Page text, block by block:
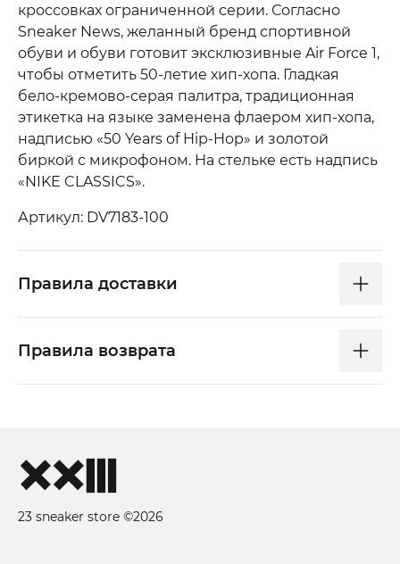
кроссовках ограниченной серии. Согласно
Sneaker News, желанный бренд спортивной
обуви и обуви готовит эксклюзивные Air Force 1,
чтобы отметить 50-летие хип-хопа. Гладкая
бело-кремово-серая палитра, традиционная
этикетка на языке заменена флаером хип-хопа,
надписью «50 Years of Hip-Hop» и золотой
биркой с микрофоном. На стельке есть надпись
«NIKE CLASSICS».
Артикул: DV7183-100
Правила доставки
Правила возврата
23 sneaker store ©2026